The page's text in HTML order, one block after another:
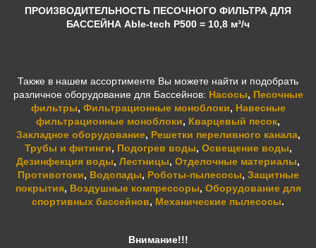
ПРОИЗВОДИТЕЛЬНОСТЬ ПЕСОЧНОГО ФИЛЬТРА ДЛЯ
БАССЕЙНА Able-tech P500 = 10,8 м³/ч
Также в нашем ассортименте Вы можете найти и подобрать
различное оборудование для Бассейнов: Насосы, Песочные
фильтры, Фильтрационные моноблоки, Навесные
фильтрационные моноблоки, Кварцевый песок,
Закладное оборудование, Решетки переливного канала,
Трубы и фитинги, Подогрев воды, Освещение воды,
Дезинфекция воды, Лестницы, Отделочные материалы,
Противотоки, Водопады, Роботы-пылесосы, Защитные
покрытия, Воздушные компрессоры, Оборудование для
спортивных бассейнов, Механические пылесосы.
Внимание!!!